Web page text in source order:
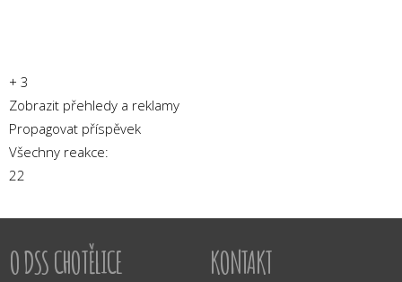
+ 3
Zobrazit přehledy a reklamy
Propagovat příspěvek
Všechny reakce:
22
O DSS CHOTĚLICE KONTAKT